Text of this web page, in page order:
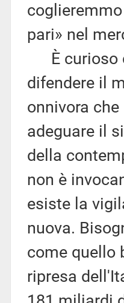
pari» nel
È curioso
difendere il
onnivora
adeguare il
della
non è
esiste la
nuova.
come quello
ripresa